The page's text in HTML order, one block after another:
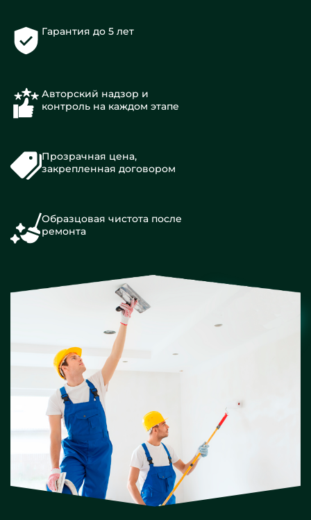
Гарантия до 5 лет
Авторский надзор и
контроль на каждом этапе
Прозрачная цена,
закрепленная договором
Образцовая чистота после
ремонта